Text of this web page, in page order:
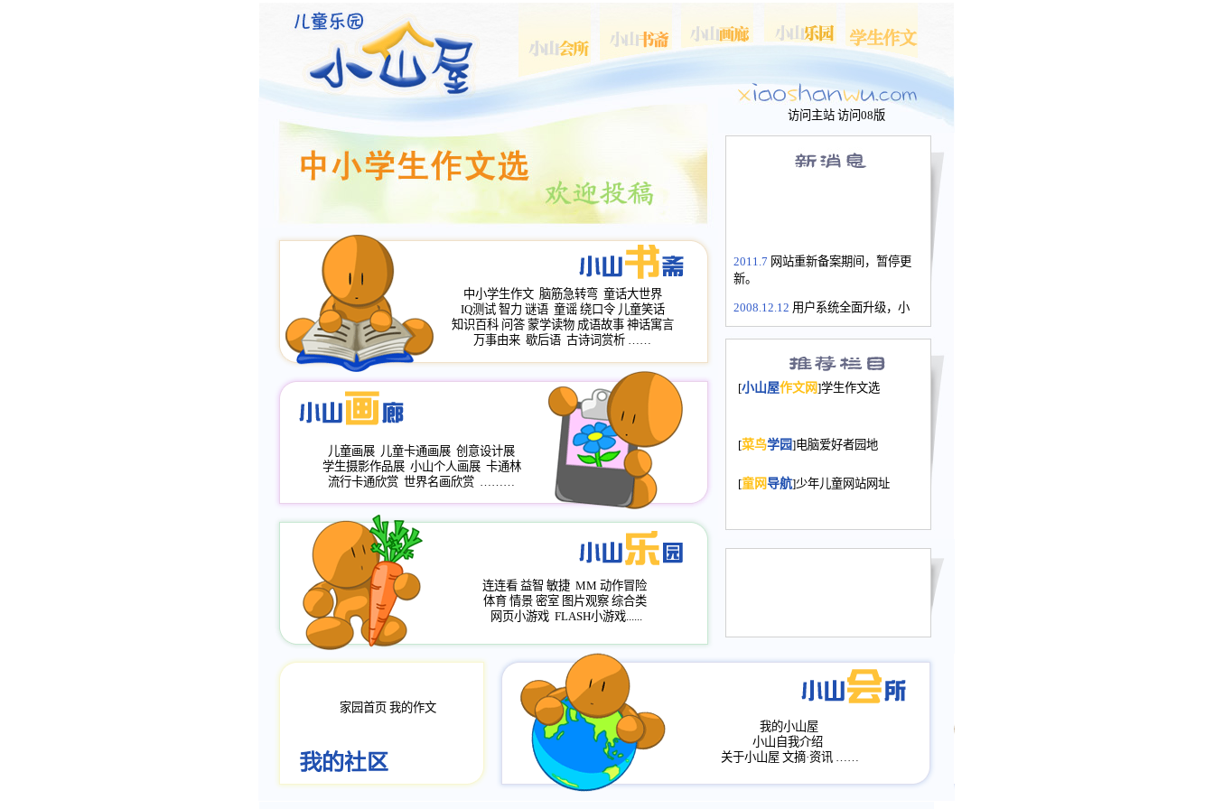
访问主站 访问08版
2011.7 网站重新备案期间，暂停更
新。
2008.12.12 用户系统全面升级，小
长会、家园网－个人空间，用户一
次注册全部通行。
2008.12.12家园网正式运行，域
年，2009版提前启用，小山屋全面
小山画廊均增加多个新栏目。。
评分、顶功能，作文宝典改版。
[小山屋作文网]学生作文选
[菜鸟学园]电脑爱好者园地
[童网导航]少年儿童网站网址
中小学生作文 脑筋急转弯 童话大世界
IQ测试 智力 谜语 童谣 绕口令 儿童笑话
知识百科 问答 蒙学读物 成语故事 神话寓言
万事由来 歇后语 古诗词赏析 ……
儿童画展 儿童卡通画展 创意设计展
学生摄影作品展 小山个人画展 卡通林
流行卡通欣赏 世界名画欣赏 ………
连连看 益智 敏捷 MM 动作冒险
体育 情景 密室 图片观察 综合类
网页小游戏 FLASH小游戏......
家园首页 我的作文
我的小山屋
小山自我介绍
关于小山屋 文摘·资讯 ……